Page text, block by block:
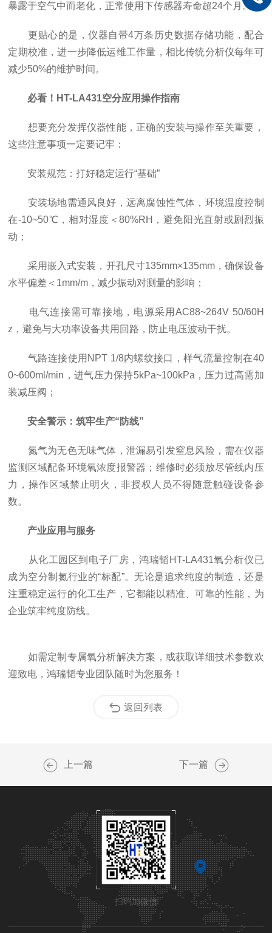
暴露于空气中而老化，正常使用下传感器寿命超24个月。
更贴心的是，仪器自带4万条历史数据存储功能，配合
定期校准，进一步降低运维工作量，相比传统分析仪每年可
减少50%的维护时间。
必看！HT-LA431空分应用操作指南
想要充分发挥仪器性能，正确的安装与操作至关重要，
这些注意事项一定要记牢：
安装规范：打好稳定运行“基础”
安装场地需通风良好，远离腐蚀性气体，环境温度控制
在-10~50℃，相对湿度＜80%RH，避免阳光直射或剧烈振
动；
采用嵌入式安装，开孔尺寸135mm×135mm，确保设备
水平偏差＜1mm/m，减少振动对测量的影响；
电气连接需可靠接地，电源采用AC88~264V 50/60H
z，避免与大功率设备共用回路，防止电压波动干扰。
气路连接使用NPT 1/8内螺纹接口，样气流量控制在40
0~600ml/min，进气压力保持5kPa~100kPa，压力过高需加
装减压阀；
安全警示：筑牢生产“防线”
氮气为无色无味气体，泄漏易引发窒息风险，需在仪器
监测区域配备环境氧浓度报警器；维修时必须放尽管线内压
力，操作区域禁止明火，非授权人员不得随意触碰设备参
数。
产业应用与服务
从化工园区到电子厂房，鸿瑞韬HT-LA431氧分析仪已
成为空分制氮行业的“标配”。无论是追求纯度的制造，还是
注重稳定运行的化工生产，它都能以精准、可靠的性能，为
企业筑牢纯度防线。
如需定制专属氧分析解决方案，或获取详细技术参数欢
迎致电，鸿瑞韬专业团队随时为您服务！
返回列表
上一篇 下一篇
扫码加微信